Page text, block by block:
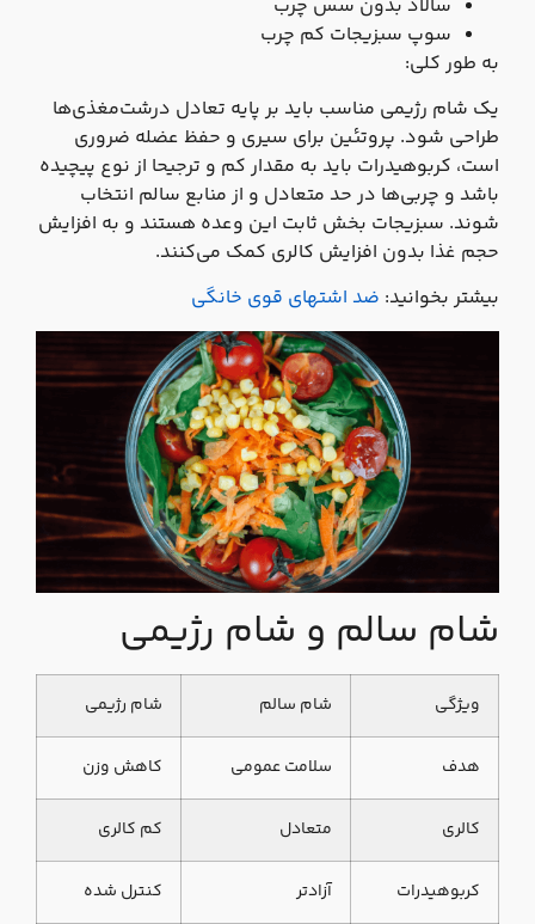
سالاد بدون سس چرب
سوپ سبزیجات کم‌ چرب
به طور کلی:
یک شام رژیمی مناسب باید بر پایه تعادل درشت‌مغذی‌ها
طراحی شود. پروتئین برای سیری و حفظ عضله ضروری
است، کربوهیدرات باید به مقدار کم و ترجیحا از نوع پیچیده
باشد و چربی‌ها در حد متعادل و از منابع سالم انتخاب
شوند. سبزیجات بخش ثابت این وعده هستند و به افزایش
حجم غذا بدون افزایش کالری کمک می‌کنند.
بیشتر بخوانید:ضد اشتهای قوی خانگی
شام سالم و شام رژیمی
ویژگی شام سالم شام رژیمی
هدف سلامت عمومی کاهش وزن
کالری متعادل کم‌ کالری
کربوهیدرات آزادتر کنترل‌ شده